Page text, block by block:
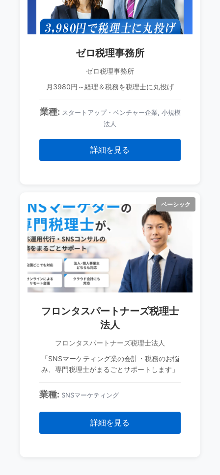
ゼロ税理事務所
ゼロ税理事務所
月3980円～経理＆税務を税理士に丸投げ
業種: スタートアップ・ベンチャー企業, 小規模
法人
詳細を見る
ベーシック
フロンタスパートナーズ税理士
法人
フロンタスパートナーズ税理士法人
「SNSマーケティング業の会計・税務のお悩
み、専門税理士がまるごとサポートします」
業種: SNSマーケティング
詳細を見る